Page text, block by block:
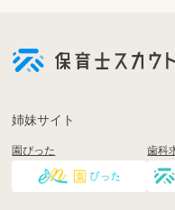
登
く
姉妹サイト
園ぴった 歯科